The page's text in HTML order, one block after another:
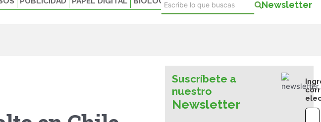
Newsletter
Suscríbete a
nuestro
Newsletter